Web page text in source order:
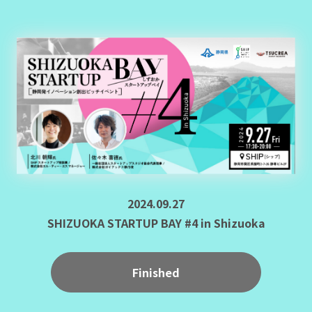
2024.09.27
SHIZUOKA STARTUP BAY #4 in Shizuoka
Finished